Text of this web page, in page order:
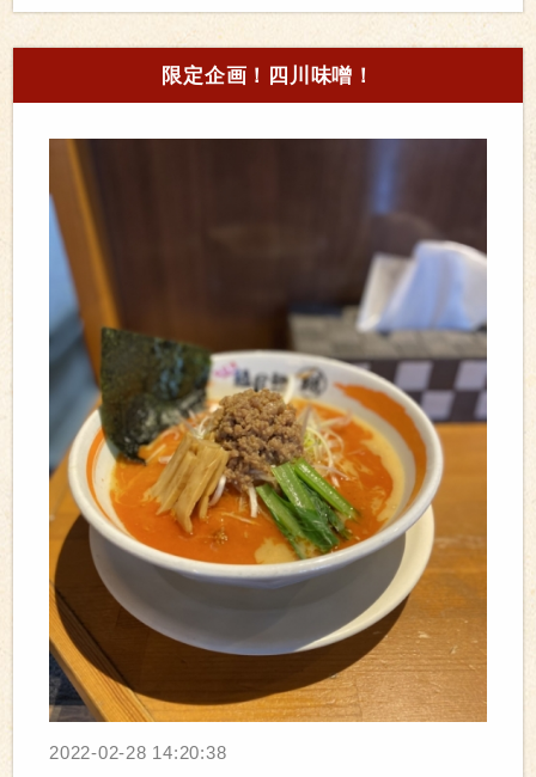
限定企画！四川味噌！
2022-02-28 14:20:38